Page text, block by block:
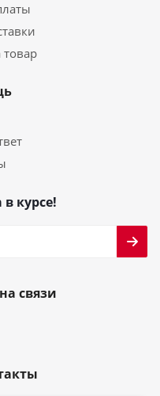
товар
в курсе!
связи